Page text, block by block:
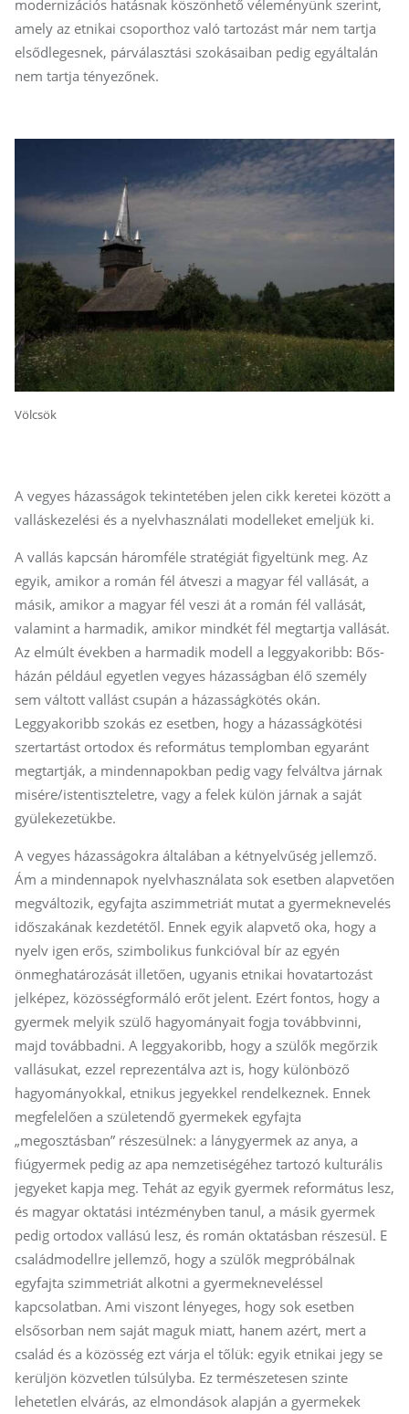
modernizációs hatásnak köszönhető véleményünk szerint,
amely az etnikai csoporthoz való tartozást már nem tartja
elsődlegesnek, párválasztási szokásaiban pedig egyáltalán
nem tartja tényezőnek.
Völcsök
A vegyes házasságok tekintetében jelen cikk keretei között a
valláskezelési és a nyelvhasználati modelleket emeljük ki.
A vallás kapcsán háromféle stratégiát figyeltünk meg. Az
egyik, amikor a román fél átveszi a magyar fél vallását, a
másik, amikor a magyar fél veszi át a román fél vallását,
valamint a harmadik, amikor mindkét fél megtartja vallását.
Az elmúlt években a harmadik modell a leggyakoribb: Bős­
há­zán például egyetlen vegyes házasságban élő személy
sem váltott vallást csupán a házasságkötés okán.
Leggyakoribb szokás ez esetben, hogy a házasságkötési
szertartást ortodox és református templomban egyaránt
megtartják, a mindennapokban pedig vagy felváltva járnak
misére/istentiszteletre, vagy a felek külön járnak a saját
gyülekezetükbe.
A vegyes házasságokra általában a kétnyelvűség jellemző.
Ám a mindennapok nyelvhasználata sok esetben alapvetően
megváltozik, egyfajta aszimmetriát mutat a gyermeknevelés
időszakának kezdetétől. Ennek egyik alapvető oka, hogy a
nyelv igen erős, szimbolikus funkcióval bír az egyén
önmeghatározását illetően, ugyanis etnikai hovatartozást
jelképez, közösségformáló erőt jelent. Ezért fontos, hogy a
gyermek melyik szülő hagyományait fogja továbbvinni,
majd továbbadni. A leggyakoribb, hogy a szülők megőrzik
vallásukat, ezzel reprezentálva azt is, hogy különböző
hagyományokkal, etnikus jegyekkel rendelkeznek. Ennek
megfelelően a születendő gyermekek egyfajta
„megosztásban” részesülnek: a lánygyermek az anya, a
fiúgyermek pedig az apa nemzetiségéhez tartozó kulturális
jegyeket kapja meg. Tehát az egyik gyermek református lesz,
és magyar oktatási intézményben tanul, a másik gyermek
pedig ortodox vallású lesz, és román oktatásban részesül. E
családmodellre jellemző, hogy a szülők megpróbálnak
egyfajta szimmetriát alkotni a gyermekneveléssel
kapcsolatban. Ami viszont lényeges, hogy sok esetben
elsősorban nem saját maguk miatt, hanem azért, mert a
család és a közösség ezt várja el tőlük: egyik etnikai jegy se
kerüljön közvetlen túlsúlyba. Ez természetesen szinte
lehetetlen elvárás, az elmondások alapján a gyermekek